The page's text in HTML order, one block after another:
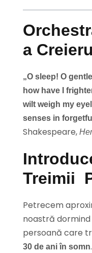
a
„O sleep! O
how have I
wilt weigh my
senses in
Shakespeare,
Treimii
Petrecem
noastră
persoană care
30 de ani în somn